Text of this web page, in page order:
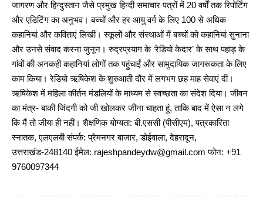
जागरण और हिन्दुस्तान जैसे प्रमुख हिन्दी समाचार पत्रों में 20 वर्षों तक रिपोर्टिंग
और एडिटिंग का अनुभव। बच्चों और हर आयु वर्ग के लिए 100 से अधिक
कहानियां और कविताएं लिखीं। स्कूलों और संस्थाओं में बच्चों को कहानियां सुनाना
और उनसे संवाद करना जुनून। रुद्रप्रयाग के ‘रेडियो केदार’ के साथ पहाड़ के
गांवों की अनकही कहानियां लोगों तक पहुंचाईं और सामुदायिक जागरूकता के लिए
काम किया। रेडियो ऋषिकेश के शुरुआती दौर में लगभग छह माह सेवाएं दीं।
ऋषिकेश में महिला कीर्तन मंडलियों के माध्यम से स्वच्छता का संदेश दिया। जीवन
का मंत्र- बाकी जिंदगी को जी खोलकर जीना चाहता हूं, ताकि बाद में ऐसा न लगे
कि मैं तो जीया ही नहीं। शैक्षणिक योग्यता: बी.एससी (पीसीएम), पत्रकारिता
स्नातक, एलएलबी संपर्क: प्रेमनगर बाजार, डोईवाला, देहरादून,
उत्तराखंड-248140 ईमेल: rajeshpandeydw@gmail.com फोन: +91
9760097344